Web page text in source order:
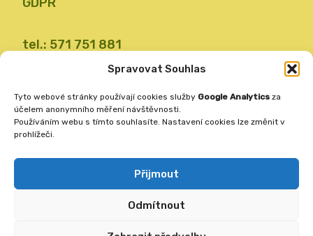
Spravovat Souhlas
Tyto webové stránky používají cookies služby Google Analytics za
účelem anonymního měření návštěvnosti.
Používáním webu s tímto souhlasíte. Nastavení cookies lze změnit v
prohlížeči.
Přijmout
Odmítnout
GDPR
tel.: 571 751 881
email: zsvalbystrice@zsvb.cz
ID datové schránky: 24dabpx